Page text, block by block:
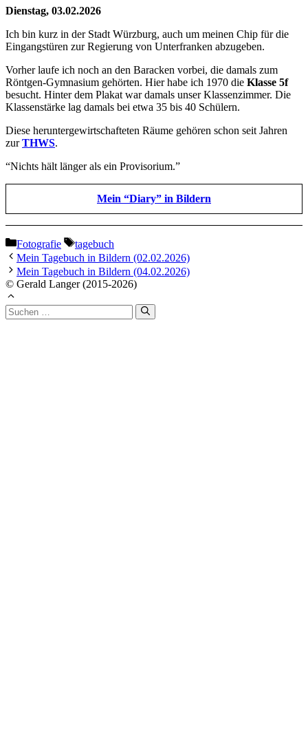
Dienstag, 03.02.2026
Ich bin kurz in der Stadt Würzburg, auch um meinen Chip für die
Eingangstüren zur Regierung von Unterfranken abzugeben.
Vorher laufe ich noch an den Baracken vorbei, die damals zum
Röntgen-Gymnasium gehörten. Hier habe ich 1970 die Klasse 5f
besucht. Hinter dem Plakat war damals unser Klassenzimmer. Die
Klassenstärke lag damals bei etwa 35 bis 40 Schülern.
Diese heruntergewirtschafteten Räume gehören schon seit Jahren
zurTHWS.
“Nichts hält länger als ein Provisorium.”
Mein “Diary” in Bildern
Kategorien
Fotografie Schlagwörter
tagebuch
Mein Tagebuch in Bildern (02.02.2026)
Mein Tagebuch in Bildern (04.02.2026)
© Gerald Langer (2015-2026)
Suchen
nach: